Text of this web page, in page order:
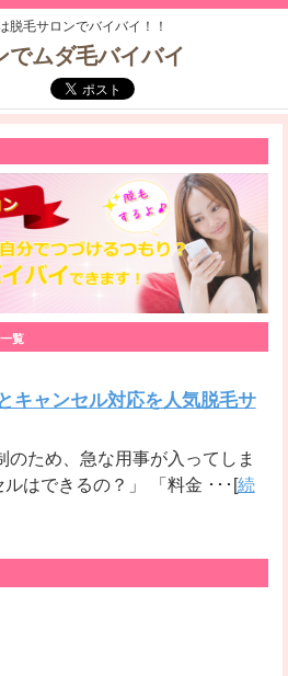
脱毛サロンでバイバイ！！
でムダ毛バイバイ
覧
キャンセル対応を人気脱毛サ
のため、急な用事が入ってしま
はできるの？」 「料金 ･･･[続